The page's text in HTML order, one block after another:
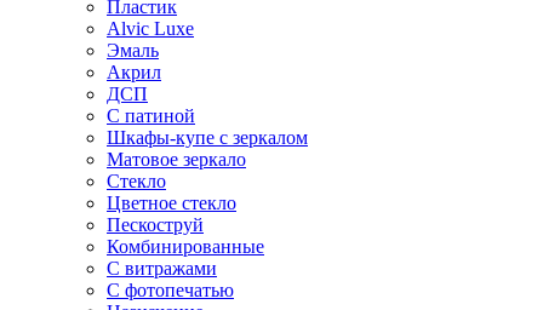
Пластик
Alvic Luxe
Эмаль
Акрил
ДСП
С патиной
Шкафы-купе с зеркалом
Матовое зеркало
Стекло
Цветное стекло
Пескоструй
Комбинированные
С витражами
С фотопечатью